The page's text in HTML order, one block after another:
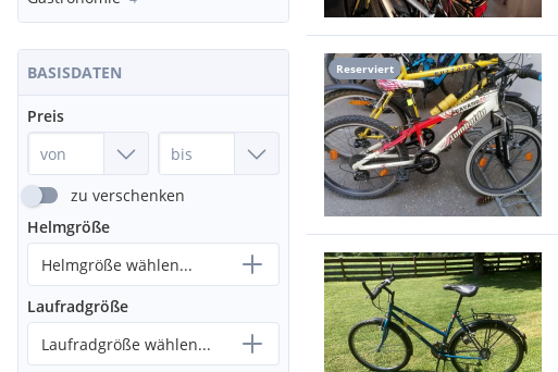
BASISDATEN
Preis
zu verschenken
Helmgröße
Helmgröße wählen...
Laufradgröße
Laufradgröße wählen...
Reserviert